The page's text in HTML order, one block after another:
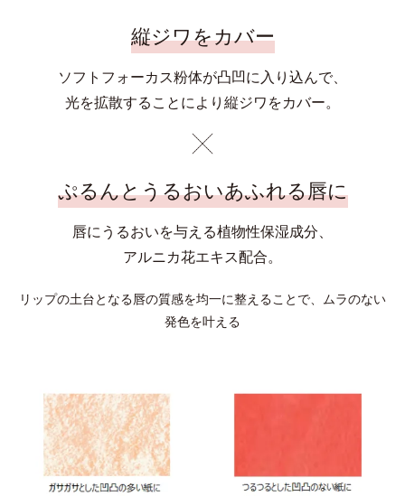
縦ジワをカバー
ソフトフォーカス粉体が凸凹に入り込んで、
光を拡散することにより縦ジワをカバー。
ぷるんとうるおいあふれる唇に
唇にうるおいを与える植物性保湿成分、
アルニカ花エキス配合。
リップの土台となる唇の質感を均一に整えることで、ムラのない
発色を叶える